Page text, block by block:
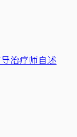
治疗师自述